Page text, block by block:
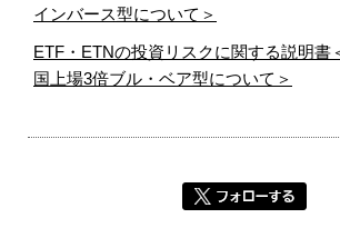
インバース型について＞
ETF・ETNの投資リスクに関する説明書
国上場3倍ブル・ベア型について＞